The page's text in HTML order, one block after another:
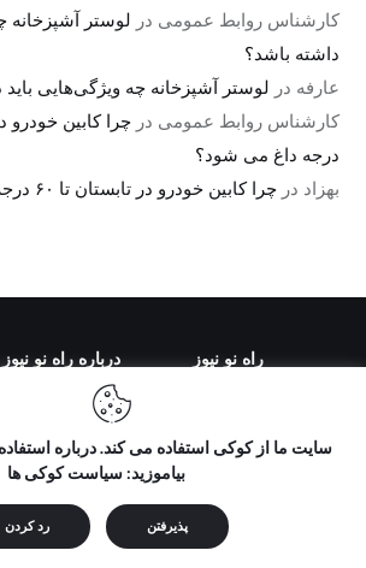
کارشناس روابط عمومی در لوستر آشپزخانه
داشته باشد؟
عارفه در لوستر آشپزخانه چه ویژگی‌هایی
کارشناس روابط عمومی در
درجه داغ می شود؟
بهزاد درچرا کابین خودرو در تابستان تا ۶۰ درجه داغ می شود؟
راه نو نیوز درباره راه‌ نو نیوز
تمامی حقوق مطالب برای "راه نو نیوز"
برداری بدون ذکر منبع ممنوع می
سایت ما از کوکی استفاده می کند. درباره
بیاموزید: سیاست کوکی ها
پذیرفتن رد کردن